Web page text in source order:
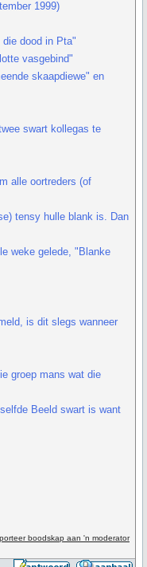
1999)
dood in Pta"
vasgebind"
skaapdiewe" en
swart kollegas te
alle oortreders (of
tensy hulle blank is. Dan
weke gelede, "Blanke
is dit slegs wanneer
groep mans wat die
Beeld swart is want
boodskap aan 'n moderator